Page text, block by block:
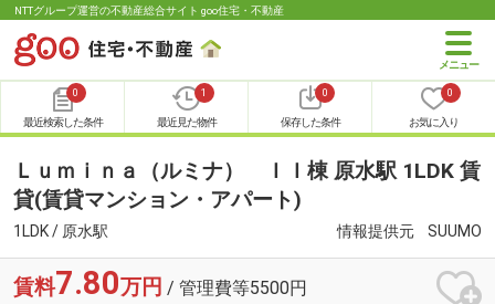
NTTグループ運営の不動産総合サイト goo住宅・不動産
0
最近検索した条件
1
最近見た物件
0
保存した条件
0
お気に入り
Ｌｕｍｉｎａ（ルミナ） ＩＩ棟 原水駅 1LDK 賃
貸(賃貸マンション・アパート)
1LDK / 原水駅 情報提供元 SUUMO
賃料7.80万円 / 管理費等5500円